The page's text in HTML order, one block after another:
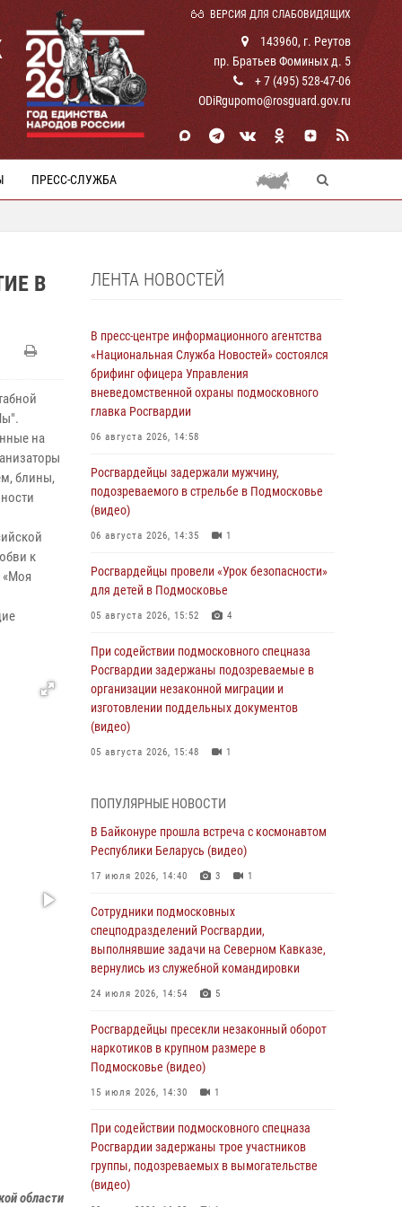
ВЕРСИЯ ДЛЯ СЛАБОВИДЯЩИХ
143960, г. Реутов
пр. Братьев Фоминых д. 5
+ 7 (495) 528-47-06
ODiRgupomo@rosguard.gov.ru
ПРЕСС-СЛУЖБА
В
на
блины,
к
«Моя
области
ЛЕНТА НОВОСТЕЙ
В пресс-центре информационного агентства
«Национальная Служба Новостей» состоялся
брифинг офицера Управления
вневедомственной охраны подмосковного
главка Росгвардии
06 августа 2026, 14:58
Росгвардейцы задержали мужчину,
подозреваемого в стрельбе в Подмосковье
(видео)
06 августа 2026, 14:35 1
Росгвардейцы провели «Урок безопасности»
для детей в Подмосковье
05 августа 2026, 15:52 4
При содействии подмосковного спецназа
Росгвардии задержаны подозреваемые в
организации незаконной миграции и
изготовлении поддельных документов
(видео)
05 августа 2026, 15:48 1
супермаркета в Подмосковье (видео)
03 августа 2026, 15:32 1
Росгвардейцы пресекли кражу сантехники,
Подмосковье (видео)
03 августа 2026, 15:08 1
В Подмосковье отметили годовщину со Дня
образования ОМОН «Пересвет»
Офицер подмосковного главка Росгвардии
стал гостем эфира «Радио 1»
01 августа 2026, 17:57
Росгвардейцы задержали рецидивиста,
подозреваемого в краже на крупную сумму в
Подмосковье
31 июля 2026, 13:00
ПОПУЛЯРНЫЕ НОВОСТИ
В Байконуре прошла встреча с космонавтом
Республики Беларусь (видео)
17 июля 2026, 14:40 3 1
Сотрудники подмосковных
спецподразделений Росгвардии,
выполнявшие задачи на Северном Кавказе,
вернулись из служебной командировки
24 июля 2026, 14:54 5
Росгвардейцы пресекли незаконный оборот
наркотиков в крупном размере в
Подмосковье (видео)
15 июля 2026, 14:30 1
При содействии подмосковного спецназа
Росгвардии задержаны трое участников
группы, подозреваемых в вымогательстве
(видео)